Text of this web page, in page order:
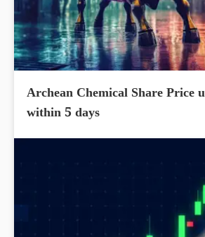
Archean Chemical Share Price
within 5 days